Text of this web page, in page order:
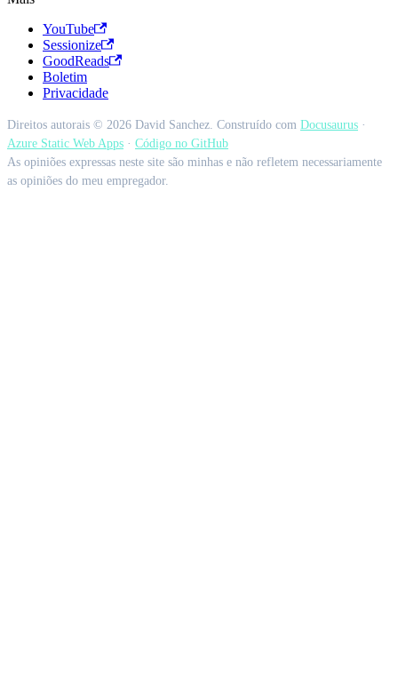
YouTube
Sessionize
GoodReads
Boletim
Privacidade
Direitos autorais © 2026 David Sanchez. Construído com Docusaurus ·
Azure Static Web Apps · Código no GitHub
As opiniões expressas neste site são minhas e não refletem necessariamente
as opiniões do meu empregador.